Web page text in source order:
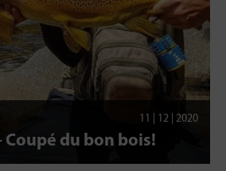
11 | 12 | 2020
Coupé du bon bois!